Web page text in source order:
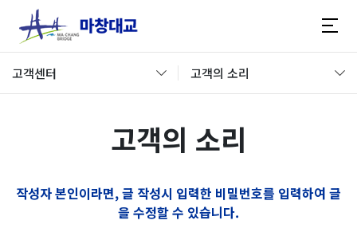
고객센터 고객의 소리
고객의 소리
작성자 본인이라면, 글 작성시 입력한 비밀번호를 입력하여 글
을 수정할 수 있습니다.